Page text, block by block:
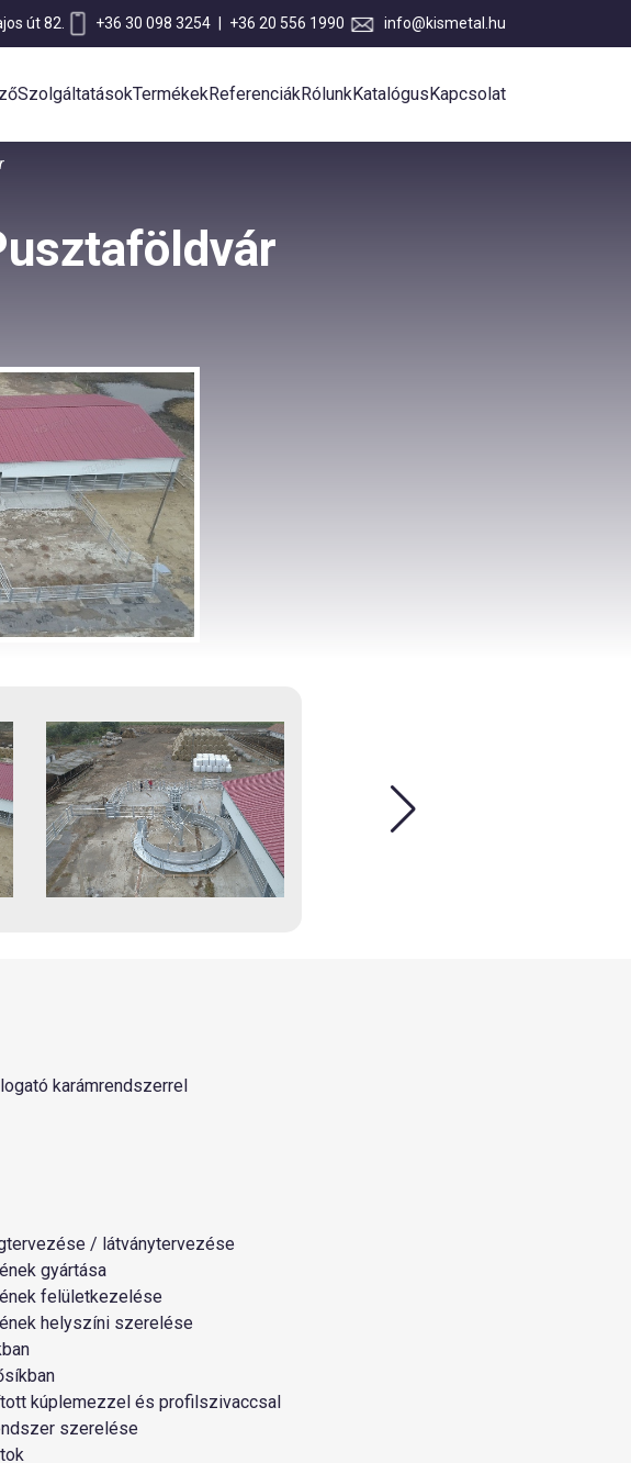
út 82. +36 30 098 3254 +36 20 556 1990 info@kismetal.hu
SzolgáltatásokTermékekReferenciákRólunkKatalógusKapcsolat
karámrendszerrel
/ látványtervezése
gyártása
felületkezelése
helyszíni szerelése
kúplemezzel és profilszivaccsal
szerelése